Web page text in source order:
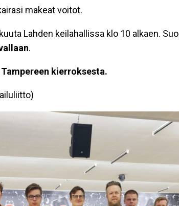
makeat voitot.
Lahden keilahallissa klo 10 alkaen.
.
kierroksesta.